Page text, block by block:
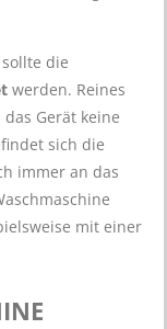
die
werden. Reines
Gerät keine
sich die
immer an das
mit einer